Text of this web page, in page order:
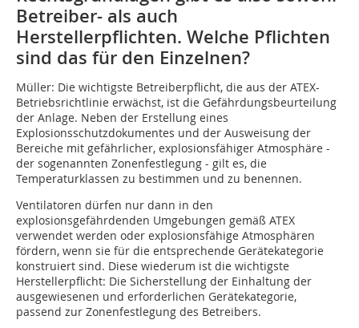
Betreiber- als auch
Herstellerpflichten. Welche Pflichten
sind das für den Einzelnen?
Müller: Die wichtigste Betreiberpflicht, die aus der ATEX-
Betriebsrichtlinie erwächst, ist die Gefährdungsbeurteilung
der Anlage. Neben der Erstellung eines
Explosionsschutzdokumentes und der Ausweisung der
Bereiche mit gefährlicher, explosionsfähiger Atmosphäre -
der sogenannten Zonenfestlegung - gilt es, die
Temperaturklassen zu bestimmen und zu benennen.
Ventilatoren dürfen nur dann in den
explosionsgefährdenden Umgebungen gemäß ATEX
verwendet werden oder explosionsfähige Atmosphären
fördern, wenn sie für die entsprechende Gerätekategorie
konstruiert sind. Diese wiederum ist die wichtigste
Herstellerpflicht: Die Sicherstellung der Einhaltung der
ausgewiesenen und erforderlichen Gerätekategorie,
passend zur Zonenfestlegung des Betreibers.